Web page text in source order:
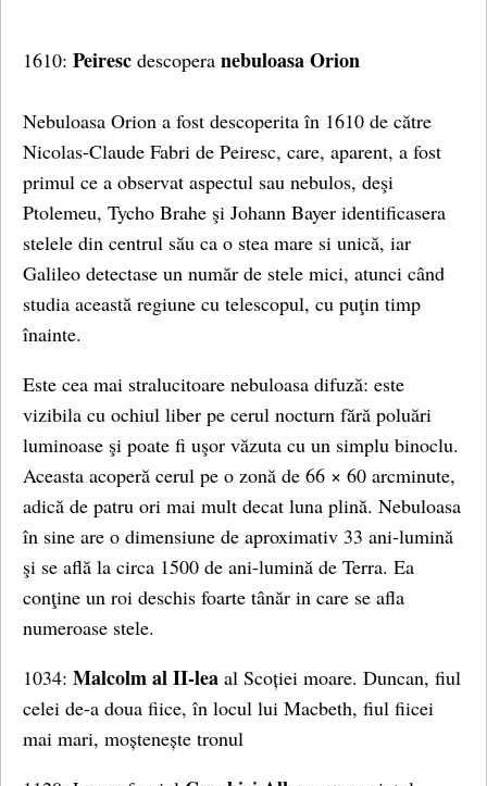
1610: Peiresc descopera nebuloasa Orion
Nebuloasa Orion a fost descoperita în 1610 de către
Nicolas-Claude Fabri de Peiresc, care, aparent, a fost
primul ce a observat aspectul sau nebulos, deşi
Ptolemeu, Tycho Brahe şi Johann Bayer identificasera
stelele din centrul său ca o stea mare si unică, iar
Galileo detectase un număr de stele mici, atunci când
studia această regiune cu telescopul, cu puţin timp
înainte.
Este cea mai stralucitoare nebuloasa difuză: este
vizibila cu ochiul liber pe cerul nocturn fără poluări
luminoase şi poate fi uşor văzuta cu un simplu binoclu.
Aceasta acoperă cerul pe o zonă de 66 × 60 arcminute,
adică de patru ori mai mult decat luna plină. Nebuloasa
în sine are o dimensiune de aproximativ 33 ani-lumină
şi se află la circa 1500 de ani-lumină de Terra. Ea
conţine un roi deschis foarte tânăr in care se afla
numeroase stele.
1034: Malcolm al II-lea al Scoției moare. Duncan, fiul
celei de-a doua fiice, în locul lui Macbeth, fiul fiicei
mai mari, moștenește tronul